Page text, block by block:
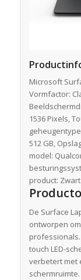
Microsoft
Vormfactor:
1536 Pixels,
512 GB,
model:
product:
De Surface
ontworpen
touch LED-
verbetert met